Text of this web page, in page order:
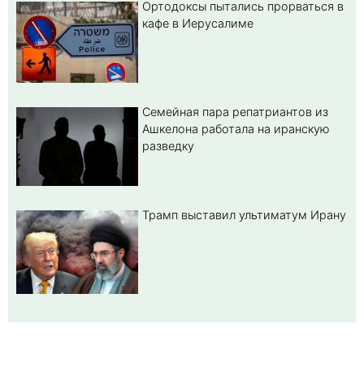
Ортодоксы пытались прорваться в
кафе в Иерусалиме
Семейная пара репатриантов из
Ашкелона работала на иранскую
разведку
Трамп выставил ультиматум Ирану